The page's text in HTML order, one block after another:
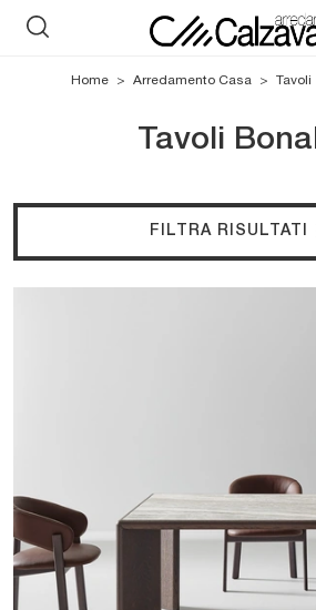
Home > Arredamento Casa > Tavoli
Tavoli
FILTRA RISULTATI